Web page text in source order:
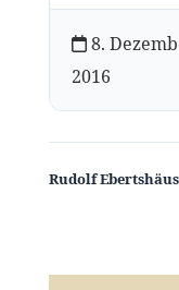
8.
2016
Rudolf